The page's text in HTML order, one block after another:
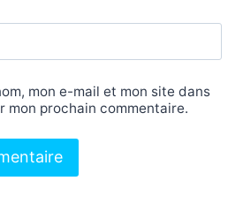
mon e-mail et mon site dans
mon prochain commentaire.